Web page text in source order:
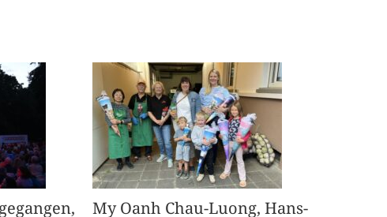
My Oanh Chau-Luong, Hans-